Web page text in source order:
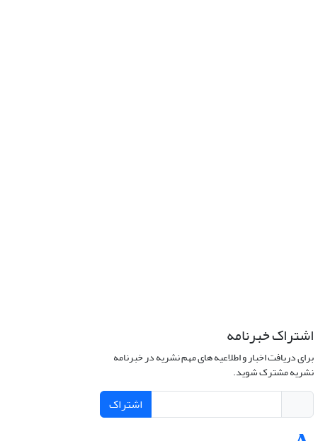
اشتراک خبرنامه
برای دریافت اخبار و اطلاعیه های مهم نشریه در خبرنامه
نشریه مشترک شوید.
اشتراک